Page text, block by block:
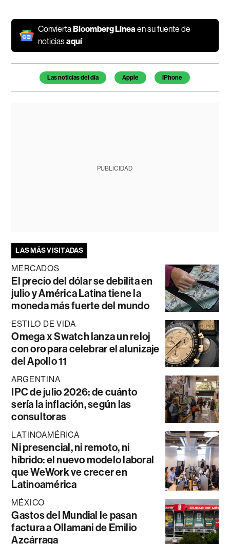
ConviertaBloomberg Líneaen su fuente de
noticiasaquí
Temas de este artículo
Las noticias del día Apple IPhone
PUBLICIDAD
LAS MÁS VISITADAS
MERCADOS
El precio del dólar se debilita en
julio y América Latina tiene la
moneda más fuerte del mundo
ESTILO DE VIDA
Omega x Swatch lanza un reloj
con oro para celebrar el alunizaje
del Apollo 11
ARGENTINA
IPC de julio 2026: de cuánto
sería la inflación, según las
consultoras
LATINOAMÉRICA
Ni presencial, ni remoto, ni
híbrido: el nuevo modelo laboral
que WeWork ve crecer en
Latinoamérica
MÉXICO
Gastos del Mundial le pasan
factura a Ollamani de Emilio
Azcárraga